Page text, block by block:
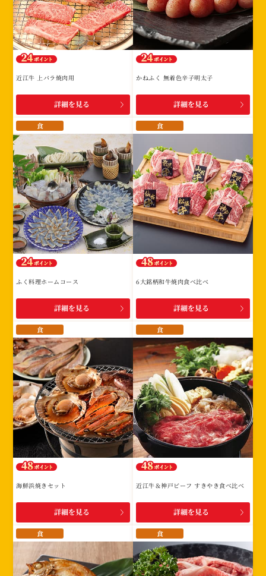
近江牛 上バラ焼肉用
詳細を見る
かねふく 無着色辛子明太子
詳細を見る
食
ふく料理ホームコース
詳細を見る
食
6大銘柄和牛焼肉食べ比べ
詳細を見る
食
海鮮浜焼きセット
詳細を見る
食
近江牛＆神戸ビーフ すきやき食べ比べ
詳細を見る
食 食